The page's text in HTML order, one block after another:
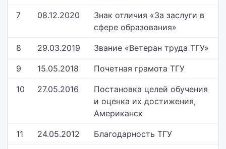
7 08.12.2020
Знак отличия «За заслуги в
сфере образования»
8 29.03.2019 Звание «Ветеран труда ТГУ»
9 15.05.2018 Почетная грамота ТГУ
10 27.05.2016
Постановка целей обучения
и оценка их достижения,
Американск
11 24.05.2012 Благодарность ТГУ